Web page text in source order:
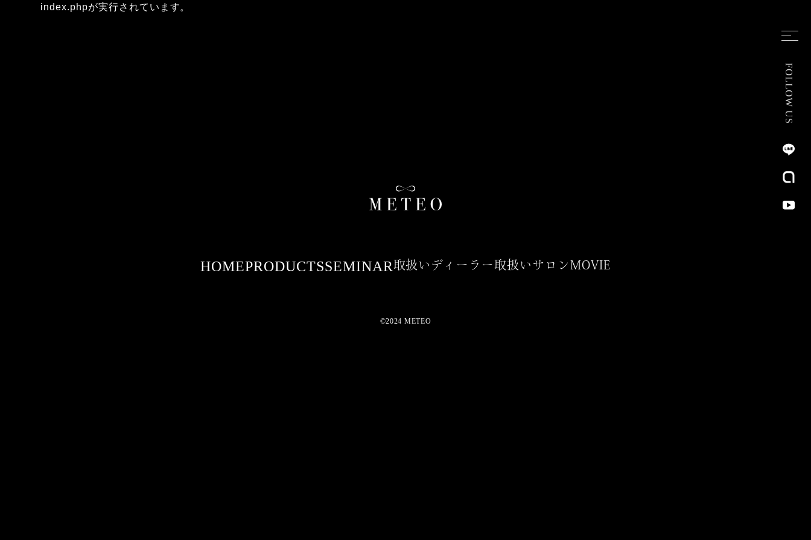
FOLLOW US
index.phpが実行されています。
HOMEPRODUCTSSEMINAR取扱いディーラー取扱いサロン MOVIE
©2024 METEO